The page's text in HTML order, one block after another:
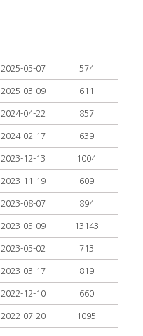
2025-05-07 574
2025-03-09 611
2024-04-22 857
2024-02-17 639
2023-12-13 1004
2023-11-19 609
2023-08-07 894
2023-05-09 13143
2023-05-02 713
2023-03-17 819
2022-12-10 660
2022-07-20 1095